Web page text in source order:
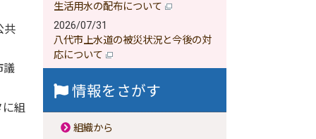
共
議
組
生活用水の配布について
2026/07/31
八代市上水道の被災状況と今後の対
応について
情報をさがす
組織から